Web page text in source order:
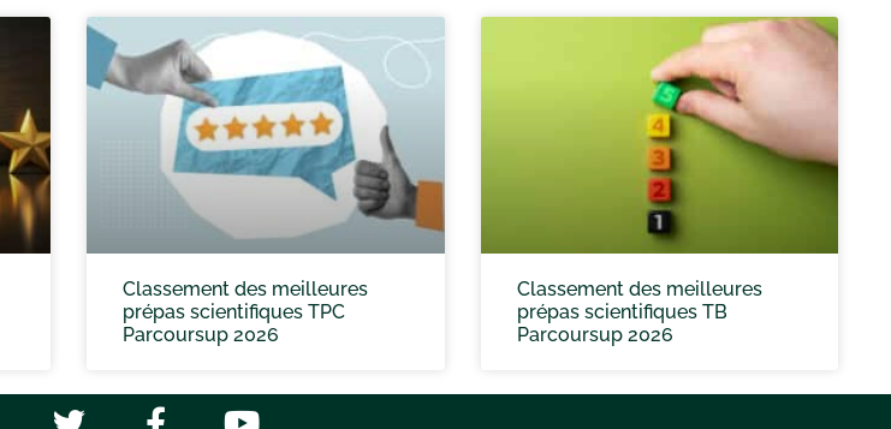
Classement des meilleures
prépas scientifiques TPC
Parcoursup 2026
Classement des meilleures
prépas scientifiques TB
Parcoursup 2026